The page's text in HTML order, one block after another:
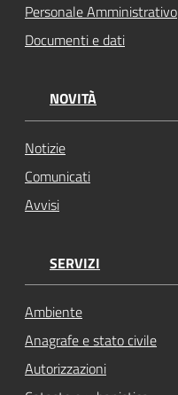
Personale Amministrativo
Documenti e dati
NOVITÀ
Notizie
Comunicati
Avvisi
SERVIZI
Ambiente
Anagrafe e stato civile
Autorizzazioni